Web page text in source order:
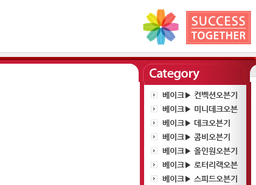
베이크▶ 컨벡션오븐기
베이크▶ 미니데크오븐
베이크▶ 데크오븐기
베이크▶ 콤비오븐기
베이크▶ 올인원오븐기
베이크▶ 로터리랙오븐
베이크▶ 스피드오븐기